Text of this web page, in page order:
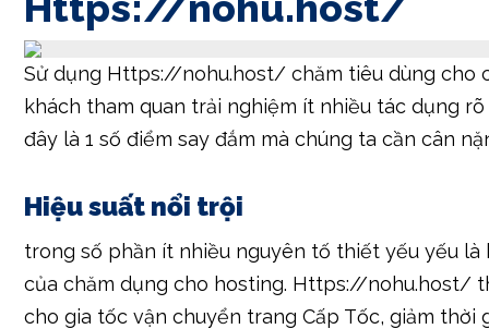
Sử dụng Https://nohu.host/ chăm tiêu dùng cho
khách tham quan trải nghiệm ít nhiều tác dụng rõ
đây là 1 số điểm say đắm mà chúng ta cần cân
Hiệu suất nổi trội
trong số phần ít nhiều nguyên tố thiết yếu yếu là
của chăm dụng cho hosting. Https://nohu.host/
cho gia tốc vận chuyển trang Cấp Tốc, giảm thời